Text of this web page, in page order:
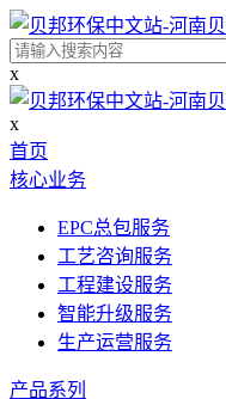
x
x
首页
核心业务
EPC总包服务
工艺咨询服务
工程建设服务
智能升级服务
生产运营服务
产品系列